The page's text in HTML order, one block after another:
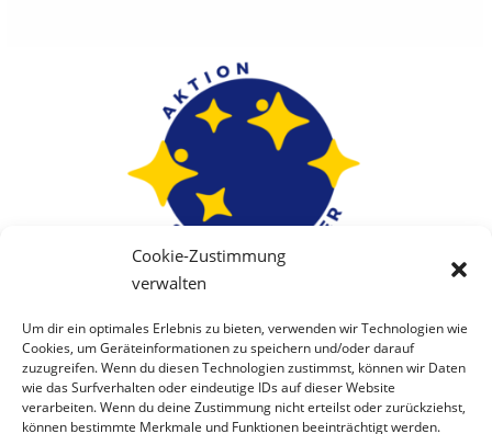
Cookie-Zustimmung
verwalten
Um dir ein optimales Erlebnis zu bieten, verwenden wir Technologien wie
Cookies, um Geräteinformationen zu speichern und/oder darauf
zuzugreifen. Wenn du diesen Technologien zustimmst, können wir Daten
wie das Surfverhalten oder eindeutige IDs auf dieser Website
verarbeiten. Wenn du deine Zustimmung nicht erteilst oder zurückziehst,
können bestimmte Merkmale und Funktionen beeinträchtigt werden.